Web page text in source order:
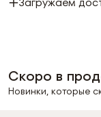
Скоро в
Новинки, которые